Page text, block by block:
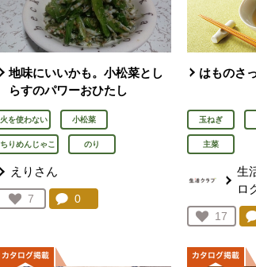
地味にいいかも。小松菜とし
らすのパワーおひたし
火を使わない 小松菜
ちりめんじゃこ のり
えりさん
お気に入り登録：
7
人が登録
コメント：
0
はものさ
玉ねぎ
主菜
生
ロ
お気に
17
人が